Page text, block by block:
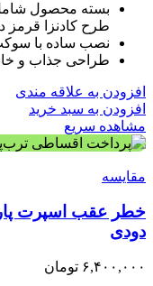
طرح کادنزا قرمز
نصب ساده با
طراحی جذاب و
افزودن به علاقه مندی
افزودن به سبد خرید
مشاهده سریع
مقایسه
دودی
۶,۴۰۰,۰۰۰ تومان